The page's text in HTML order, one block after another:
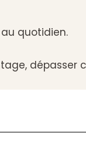
quotidien.
dépasser